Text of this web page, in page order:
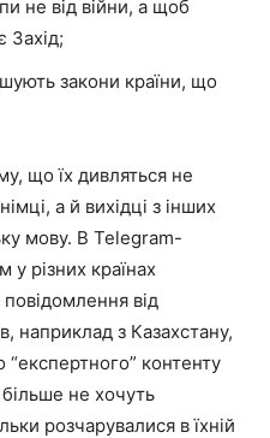
не від війни, а щоб
Захід;
закони країни, що
що їх дивляться не
а й вихідці з інших
мову. В Telegram-
у різних країнах
від
наприклад з Казахстану,
“експертного” контенту
не хочуть
розчарувалися в їхній